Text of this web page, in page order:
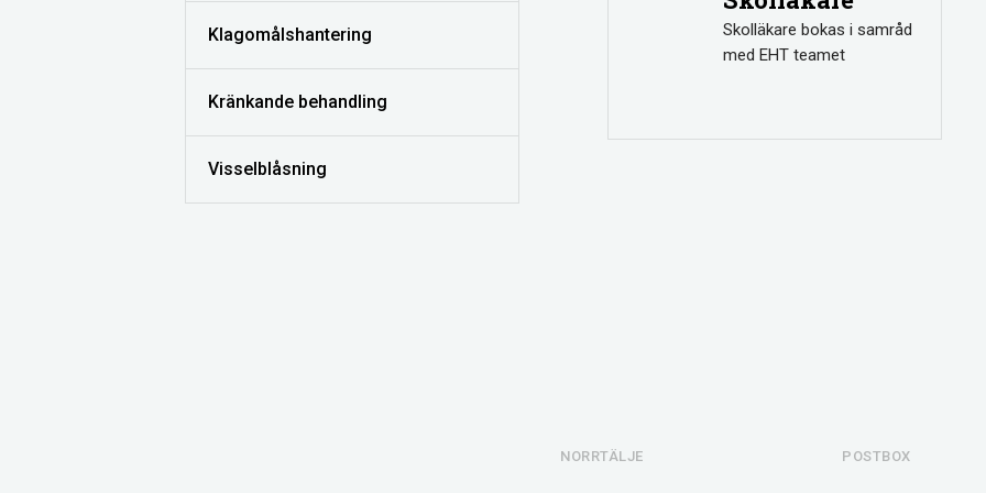
Klagomålshantering
Kränkande behandling
Visselblåsning
Skolläkare bokas i samråd
med EHT teamet
NORRTÄLJE POSTBOX